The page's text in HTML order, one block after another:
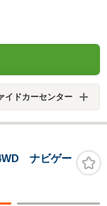
イドカーセンター
ナビゲー